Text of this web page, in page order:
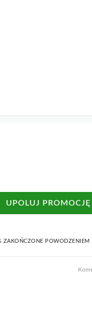
UPOLUJ PROMOCJĘ
ZAKOŃCZONE POWODZENIEM